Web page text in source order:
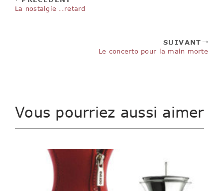
La nostalgie ..retard
SUIVANT
Le concerto pour la main morte
Vous pourriez aussi aimer